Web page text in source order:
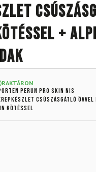
+
RAKTÁRON
Perun Pro SKIN NIS
csúszásgátló övvel
kötéssel